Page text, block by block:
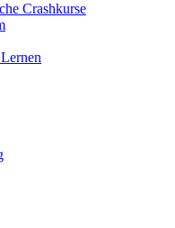
Crashkurse